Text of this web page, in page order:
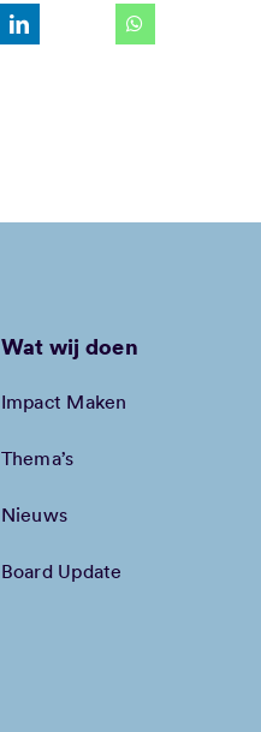
Wat wij doen
Impact Maken
Thema’s
Nieuws
Board Update